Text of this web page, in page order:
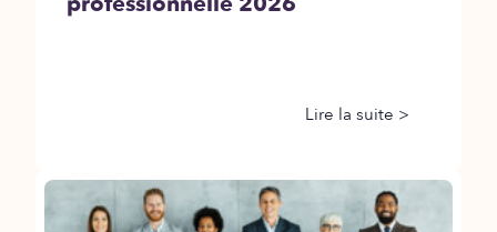
Lire la suite >